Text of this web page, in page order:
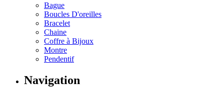
Bague
Boucles D'oreilles
Bracelet
Chaine
Coffre à Bijoux
Montre
Pendentif
Navigation